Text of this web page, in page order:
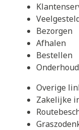
Bezorgen
Afhalen
Bestellen
Onderhoud
Overige
Zakelijke